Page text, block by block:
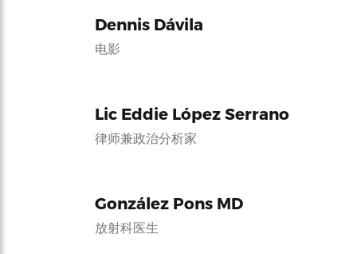
Dennis Dávila
电影
Lic Eddie López Serrano
律师兼政治分析家
González Pons MD
放射科医生